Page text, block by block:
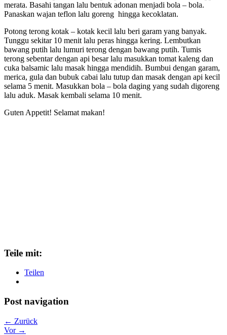
merata. Basahi tangan lalu bentuk adonan menjadi bola – bola.
Panaskan wajan teflon lalu goreng hingga kecoklatan.
Potong terong kotak – kotak kecil lalu beri garam yang banyak.
Tunggu sekitar 10 menit lalu peras hingga kering. Lembutkan
bawang putih lalu lumuri terong dengan bawang putih. Tumis
terong sebentar dengan api besar lalu masukkan tomat kaleng dan
cuka balsamic lalu masak hingga mendidih. Bumbui dengan garam,
merica, gula dan bubuk cabai lalu tutup dan masak dengan api kecil
selama 5 menit. Masukkan bola – bola daging yang sudah digoreng
lalu aduk. Masak kembali selama 10 menit.
Guten Appetit! Selamat makan!
Teile mit:
Teilen
Post navigation
← Zurück
Vor →